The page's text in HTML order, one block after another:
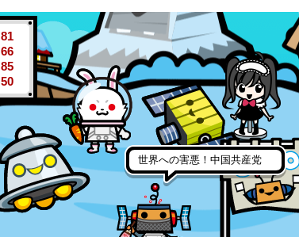
81
66
85
50
世界への害悪！中国共産党